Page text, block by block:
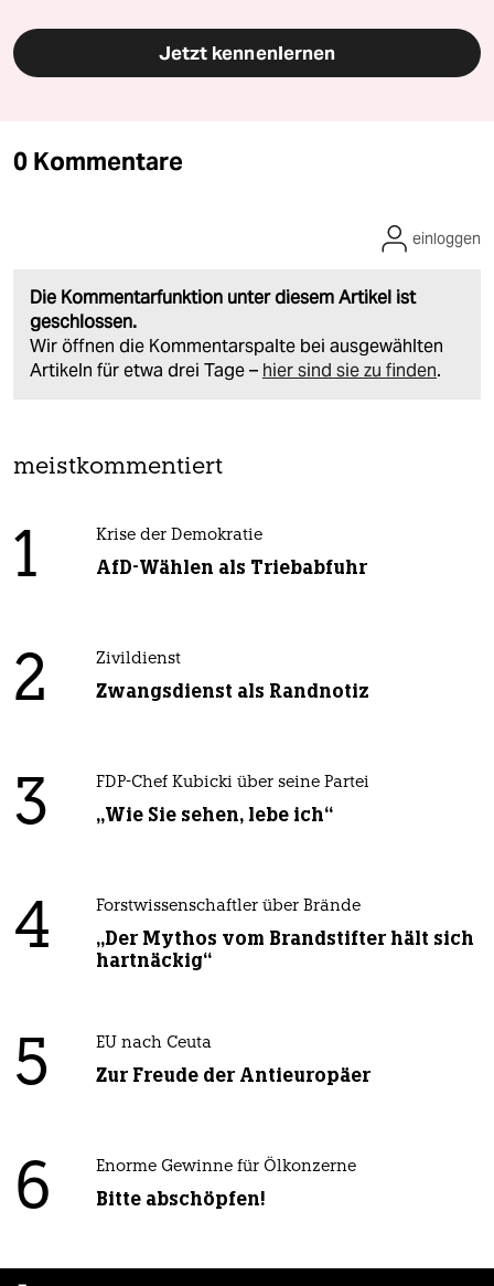
Jetzt kennenlernen
0 Kommentare
Die Kommentarfunktion unter diesem Artikel ist
geschlossen.
Wir öffnen die Kommentarspalte bei ausgewählten
Artikeln für etwa drei Tage – hier sind sie zu finden.
einloggen
meistkommentiert
1 Krise der Demokratie
AfD-Wählen als Triebabfuhr
2 Zivildienst
Zwangsdienst als Randnotiz
3 FDP-Chef Kubicki über seine Partei
„Wie Sie sehen, lebe ich“
4 Forstwissenschaftler über Brände
„Der Mythos vom Brandstifter hält sich
hartnäckig“
5 EU nach Ceuta
Zur Freude der Antieuropäer
6 Enorme Gewinne für Ölkonzerne
Bitte abschöpfen!